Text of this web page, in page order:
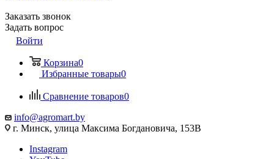
Заказать звонок
Задать вопрос
Войти
Корзина0
Избранные товары0
Сравнение товаров0
info@agromart.by
г. Минск, улица Максима Богдановича, 153В
Instagram